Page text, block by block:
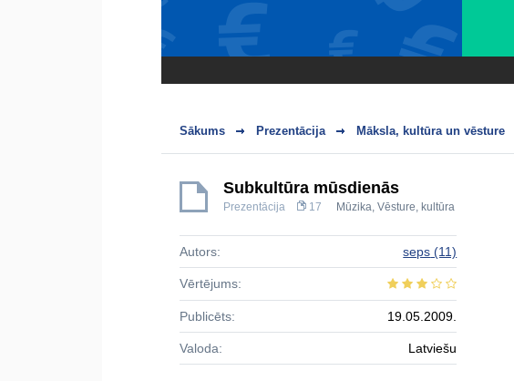
Sākums Prezentācija Māksla, kultūra un vēsture
Subkultūra mūsdienās
Prezentācija 17 Mūzika, Vēsture, kultūra
Autors: seps (11)
Vērtējums:
Publicēts: 19.05.2009.
Valoda: Latviešu